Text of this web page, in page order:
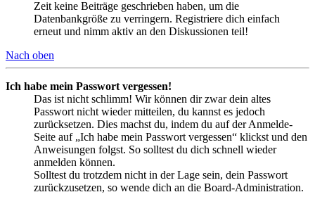
Zeit keine Beiträge geschrieben haben, um die
Datenbankgröße zu verringern. Registriere dich einfach
erneut und nimm aktiv an den Diskussionen teil!
Nach oben
Ich habe mein Passwort vergessen!
Das ist nicht schlimm! Wir können dir zwar dein altes
Passwort nicht wieder mitteilen, du kannst es jedoch
zurücksetzen. Dies machst du, indem du auf der Anmelde-
Seite auf „Ich habe mein Passwort vergessen“ klickst und den
Anweisungen folgst. So solltest du dich schnell wieder
anmelden können.
Solltest du trotzdem nicht in der Lage sein, dein Passwort
zurückzusetzen, so wende dich an die Board-Administration.